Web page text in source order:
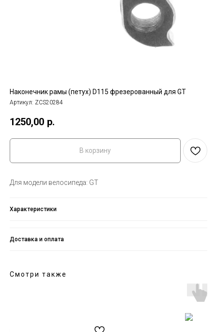
Наконечник рамы (петух) D115 фрезерованный для GT
Артикул: ZCS20284
1250,00 р.
В корзину
Для модели велосипеда: GT
Характеристики
Доставка и оплата
Смотри также